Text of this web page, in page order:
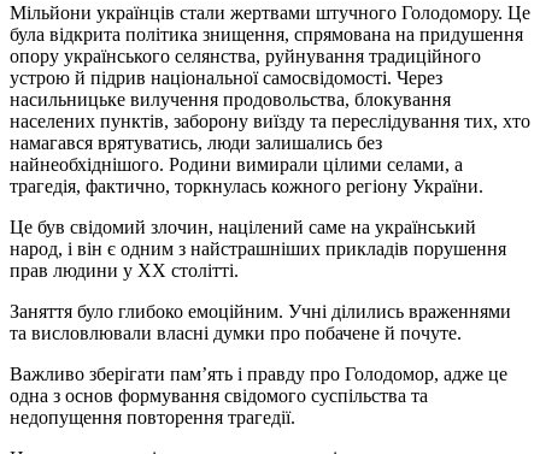
Мільйони українців стали жертвами штучного Голодомору. Це
була відкрита політика знищення, спрямована на придушення
опору українського селянства, руйнування традиційного
устрою й підрив національної самосвідомості. Через
насильницьке вилучення продовольства, блокування
населених пунктів, заборону виїзду та переслідування тих, хто
намагався врятуватись, люди залишались без
найнеобхіднішого. Родини вимирали цілими селами, а
трагедія, фактично, торкнулась кожного регіону України.
Це був свідомий злочин, націлений саме на український
народ, і він є одним з найстрашніших прикладів порушення
прав людини у ХХ столітті.
Заняття було глибоко емоційним. Учні ділились враженнями
та висловлювали власні думки про побачене й почуте.
Важливо зберігати пам’ять і правду про Голодомор, адже це
одна з основ формування свідомого суспільства та
недопущення повторення трагедії.